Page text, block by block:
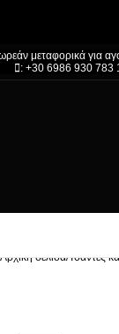
μεταφορικά για
: +30 6986 930 783
Αρχική σελίδα/Τσάντες